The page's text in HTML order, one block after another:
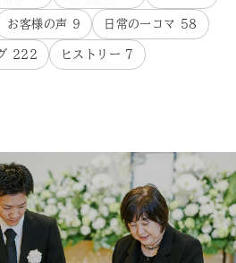
お客様の声 9 日常の一コマ 58
222 ヒストリー 7